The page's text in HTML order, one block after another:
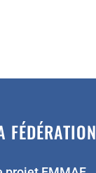
FÉDÉRATION